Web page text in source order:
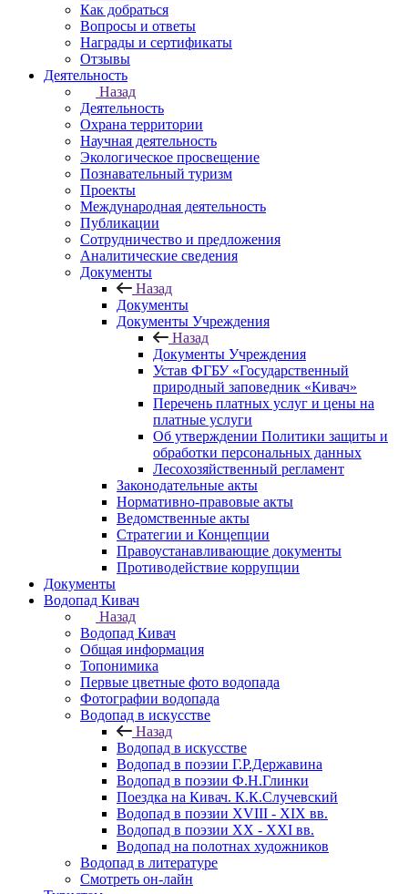
Как добраться
Вопросы и ответы
Награды и сертификаты
Отзывы
Деятельность
Назад
Деятельность
Охрана территории
Научная деятельность
Экологическое просвещение
Познавательный туризм
Проекты
Международная деятельность
Публикации
Сотрудничество и предложения
Аналитические сведения
Документы
Назад
Документы
Документы Учреждения
Назад
Документы Учреждения
Устав ФГБУ «Государственный
природный заповедник «Кивач»
Перечень платных услуг и цены на
платные услуги
Об утверждении Политики защиты и
обработки персональных данных
Лесохозяйственный регламент
Законодательные акты
Нормативно-правовые акты
Ведомственные акты
Стратегии и Концепции
Правоустанавливающие документы
Противодействие коррупции
Документы
Водопад Кивач
Назад
Водопад Кивач
Общая информация
Топонимика
Первые цветные фото водопада
Фотографии водопада
Водопад в искусстве
Назад
Водопад в искусстве
Водопад в поэзии Г.Р.Державина
Водопад в поэзии Ф.Н.Глинки
Поездка на Кивач. К.К.Случевский
Водопад в поэзии XVIII - XIX вв.
Водопад в поэзии XX - XXI вв.
Водопад на полотнах художников
Водопад в литературе
Смотреть он-лайн